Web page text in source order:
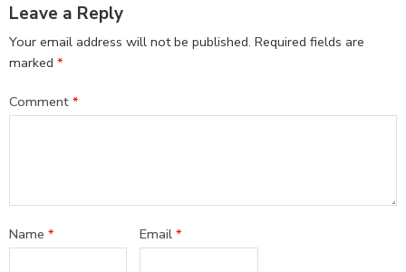
Leave a Reply
Your email address will not be published. Required fields are
marked *
Comment *
Name * Email*